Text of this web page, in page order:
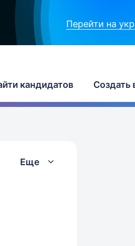
Перейти на
кандидатов Создать
Еще